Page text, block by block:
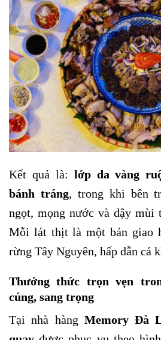
Kết quả là: lớp da vàng
bánh tráng, trong khi bên
ngọt, mọng nước và dậy mùi
Mỗi lát thịt là một bản giao
rừng Tây Nguyên, hấp dẫn cả
Thưởng thức trọn vẹn
cúng, sang trọng
Tại nhà hàng Memory Đà